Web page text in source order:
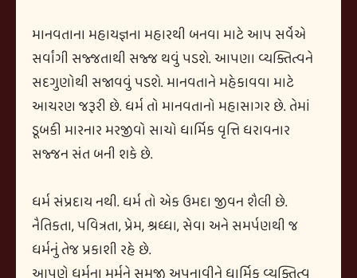
માનવતાના મહાયજ્ઞના મહારથી બનવા માટે આપ સર્વેએ
સર્વાંગી સજ્જતાથી સજ્જ થવું પડશે. આપણા વ્યક્તિત્વને
સદગુણોથી સજાવવું પડશે. માનવતાને મહેકાવવા માટે
આચરણ જરૂરી છે. ધર્મ તો માનવતાનો મહાસાગર છે. તેમાં
ડૂબકી મારનાર મરજીવો સાચો ધાર્મિક વૃત્તિ ધરાવનાર
સજ્જન સંત બની શકે છે.
ધર્મ સંપ્રદાય નથી. ધર્મ તો એક ઉમદા જીવન શૈલી છે.
નૈતિકતા, પવિત્રતા, પ્રેમ, શ્રધ્ધા, સેવા અને સમર્પણથી જ
ધર્મનું તેજ પ્રકાશી રહે છે.